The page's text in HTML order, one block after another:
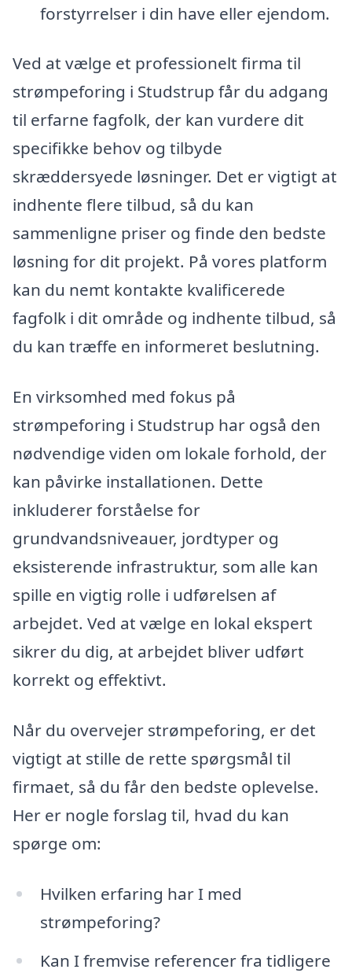
forstyrrelser i din have eller ejendom.
Ved at vælge et professionelt firma til
strømpeforing i Studstrup får du adgang
til erfarne fagfolk, der kan vurdere dit
specifikke behov og tilbyde
skræddersyede løsninger. Det er vigtigt at
indhente flere tilbud, så du kan
sammenligne priser og finde den bedste
løsning for dit projekt. På vores platform
kan du nemt kontakte kvalificerede
fagfolk i dit område og indhente tilbud, så
du kan træffe en informeret beslutning.
En virksomhed med fokus på
strømpeforing i Studstrup har også den
nødvendige viden om lokale forhold, der
kan påvirke installationen. Dette
inkluderer forståelse for
grundvandsniveauer, jordtyper og
eksisterende infrastruktur, som alle kan
spille en vigtig rolle i udførelsen af
arbejdet. Ved at vælge en lokal ekspert
sikrer du dig, at arbejdet bliver udført
korrekt og effektivt.
Når du overvejer strømpeforing, er det
vigtigt at stille de rette spørgsmål til
firmaet, så du får den bedste oplevelse.
Her er nogle forslag til, hvad du kan
spørge om:
Hvilken erfaring har I med
strømpeforing?
Kan I fremvise referencer fra tidligere